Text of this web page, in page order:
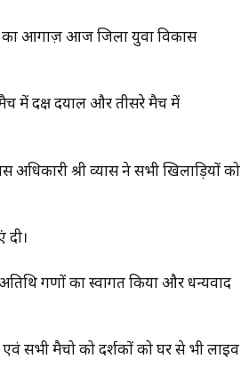
2 का आगाज़ आज जिला युवा विकास
में दक्ष दयाल और तीसरे मैच में
श्री व्यास ने सभी खिलाड़ियों को
दी।
गणों का स्वागत किया और धन्यवाद
सभी मैचो को दर्शकों को घर से भी लाइव